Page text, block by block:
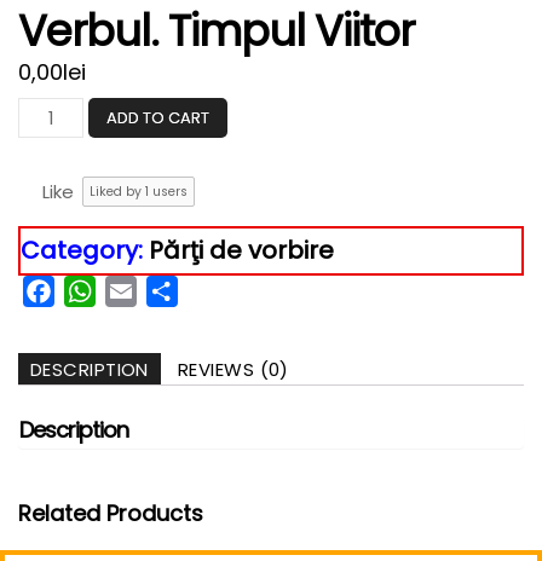
Verbul. Timpul Viitor
0,00lei
ADD TO CART
Like Liked by 1 users
Category: Părţi de vorbire
FacebookWhatsApp
Email
DESCRIPTION REVIEWS (0)
Description
Related Products